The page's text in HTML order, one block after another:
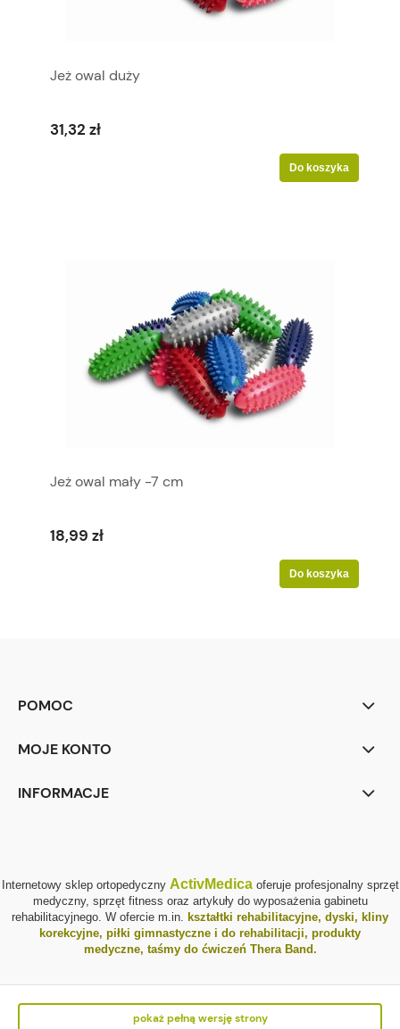
Jeż owal duży
31,32 zł
Do koszyka
Jeż owal mały -7 cm
18,99 zł
Do koszyka
POMOC
MOJE KONTO
INFORMACJE
Internetowy sklep ortopedyczny ActivMedicaoferuje profesjonalny sprzęt
medyczny, sprzęt fitness oraz artykuły do wyposażenia gabinetu
rehabilitacyjnego. W ofercie m.in.
kształtki rehabilitacyjne, dyski, kliny
korekcyjne, piłki gimnastyczne i do rehabilitacji, produkty
medyczne, taśmy do ćwiczeń Thera Band.
pokaż pełną wersję strony